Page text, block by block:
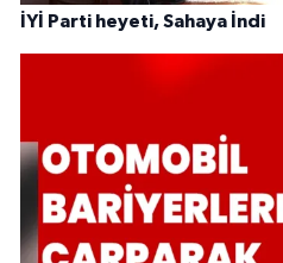
İYİ Parti heyeti, Sahaya İndi